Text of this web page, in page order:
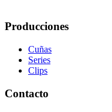
Producciones
Cuñas
Series
Clips
Contacto